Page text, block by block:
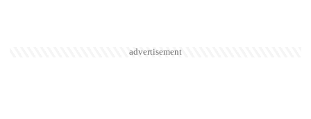
advertisement